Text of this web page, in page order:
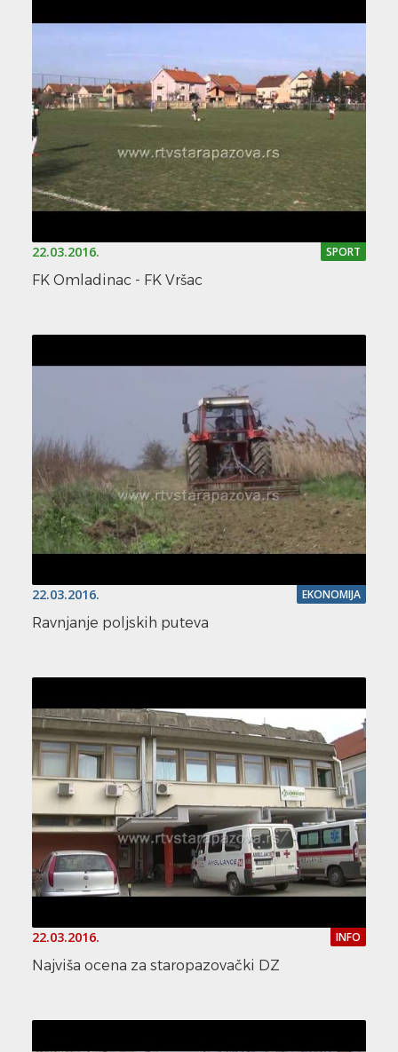
22.03.2016. SPORT
FK Omladinac - FK Vršac
22.03.2016. EKONOMIJA
Ravnjanje poljskih puteva
22.03.2016. INFO
Najviša ocena za staropazovački DZ